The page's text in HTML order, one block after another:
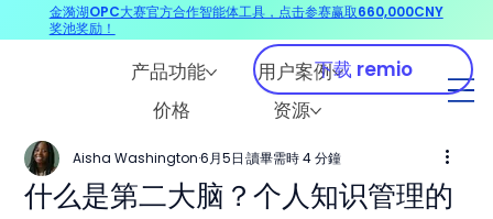
产品功能
用户案例
价格
资源
下载 remio
什么是第二大脑？个人知识管理的
Aisha Washington 6月5日 讀畢需時 4 分鐘
金漪湖OPC大赛官方合作智能体工具，点击参赛赢取660,000CNY
奖池奖励！